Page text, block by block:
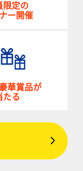
限定の
ー開催
華賞品が
たる